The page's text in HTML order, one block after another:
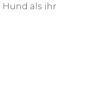
Hund als ihr